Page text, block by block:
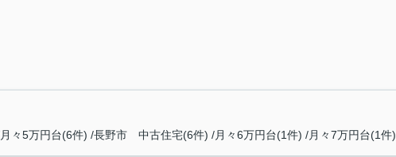
月々5万円台(6件) 長野市 中古住宅(6件) 月々6万円台(1件) 月々7万円台(1件)